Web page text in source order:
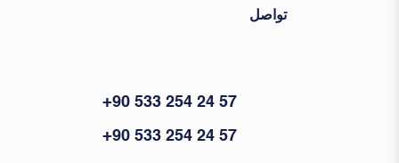
تواصل
+90 533 254 24 57
+90 533 254 24 57